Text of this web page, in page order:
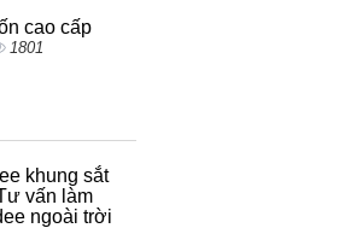
cao cấp
1801
khung sắt
vấn làm
ngoài trời